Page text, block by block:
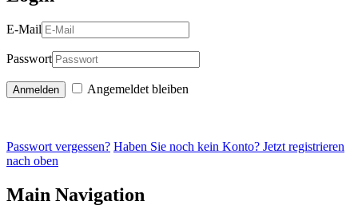
E-Mail
Passwort
Angemeldet bleiben
Passwort vergessen? Haben Sie noch kein Konto? Jetzt registrieren
nach oben
Main Navigation